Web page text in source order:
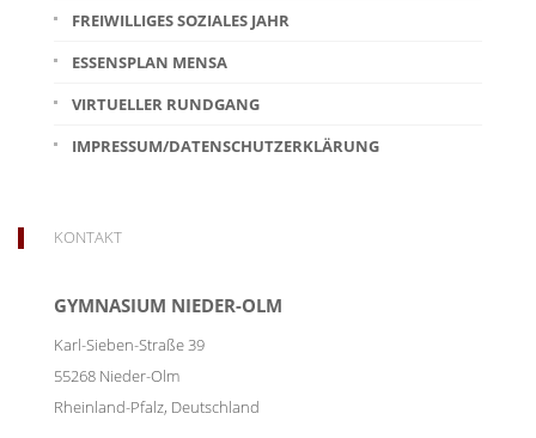
FREIWILLIGES SOZIALES JAHR
ESSENSPLAN MENSA
VIRTUELLER RUNDGANG
IMPRESSUM/DATENSCHUTZERKLÄRUNG
KONTAKT
GYMNASIUM NIEDER-OLM
Karl-Sieben-Straße 39
55268 Nieder-Olm
Rheinland-Pfalz, Deutschland